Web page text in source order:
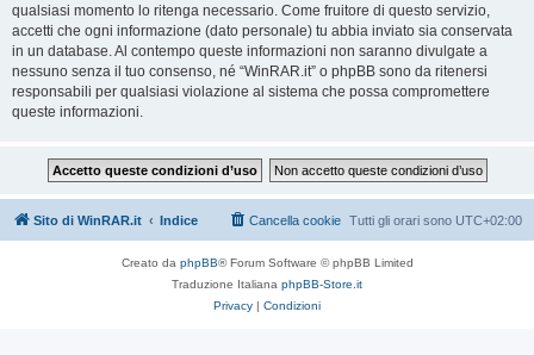
qualsiasi momento lo ritenga necessario. Come fruitore di questo servizio,
accetti che ogni informazione (dato personale) tu abbia inviato sia conservata
in un database. Al contempo queste informazioni non saranno divulgate a
nessuno senza il tuo consenso, né “WinRAR.it” o phpBB sono da ritenersi
responsabili per qualsiasi violazione al sistema che possa compromettere
queste informazioni.
Sito di WinRAR.it Indice Tutti gli orari sono UTC+02:00
Cancella cookie
Creato da phpBB® Forum Software © phpBB Limited
Traduzione Italiana phpBB-Store.it
Privacy | Condizioni